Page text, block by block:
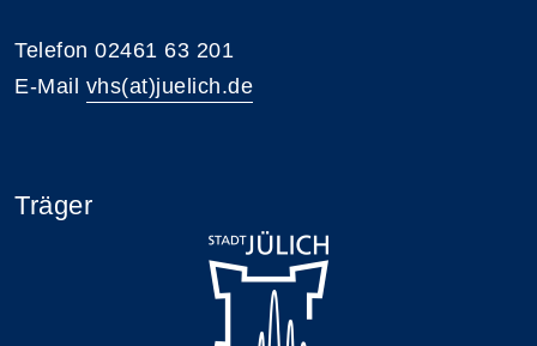
Telefon 02461 63 201
E-Mail vhs(at)juelich.de
Träger